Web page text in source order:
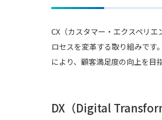
CX（カスタマー・エクスペリ
ロセスを変革する取り組みです
により、顧客満足度の向上を目
DX（Digital